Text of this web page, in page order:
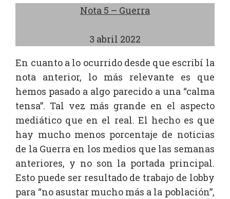
Nota 5 – Guerra
3 abril 2022
En cuanto a lo ocurrido desde que escribí la
nota anterior, lo más relevante es que
hemos pasado a algo parecido a una “calma
tensa”. Tal vez más grande en el aspecto
mediático que en el real. El hecho es que
hay mucho menos porcentaje de noticias
de la Guerra en los medios que las semanas
anteriores, y no son la portada principal.
Esto puede ser resultado de trabajo de lobby
para “no asustar mucho más a la población”,